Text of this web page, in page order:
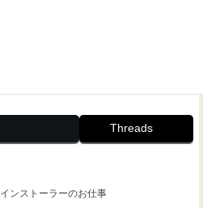
Threads
インストーラーのお仕事